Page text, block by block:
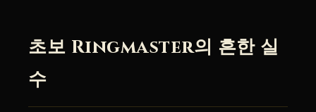
초보 Ringmaster의 흔한 실
수